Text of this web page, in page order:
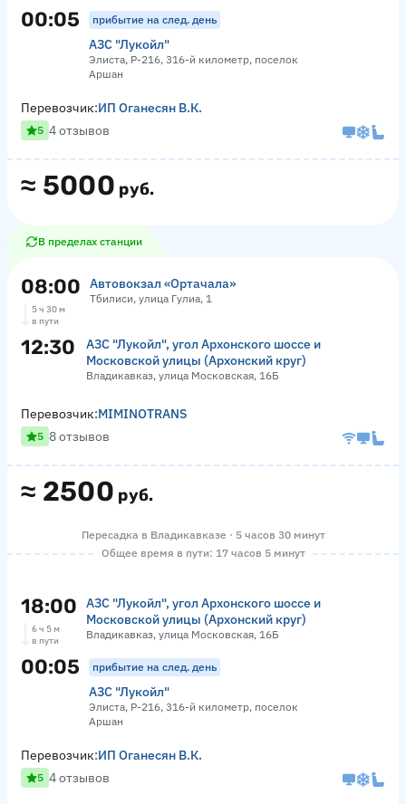
00:05 прибытие на след. день
АЗС "Лукойл"
Элиста, Р-216, 316-й километр, поселок
Аршан
≈ 5000 руб.
Перевозчик:ИП Оганесян В.К.
5 4 отзывов
В пределах станции
08:00 Автовокзал «Ортачала»
Тбилиси, улица Гулиа, 1
5 ч 30 м
в пути
12:30
АЗС "Лукойл", угол Архонского шоссе и
Московской улицы (Архонский круг)
Владикавказ, улица Московская, 16Б
≈ 2500 руб.
Перевозчик:MIMINOTRANS
5 8 отзывов
Пересадка в Владикавказе · 5 часов 30 минут
Общее время в пути: 17 часов 5 минут
18:00
АЗС "Лукойл", угол Архонского шоссе и
Московской улицы (Архонский круг)
Владикавказ, улица Московская, 16Б
6 ч 5 м
в пути
00:05 прибытие на след. день
АЗС "Лукойл"
Элиста, Р-216, 316-й километр, поселок
Аршан
Перевозчик:ИП Оганесян В.К.
5 4 отзывов